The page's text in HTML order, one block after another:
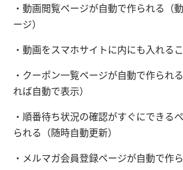
・動画閲覧ページが自動で作られる（
ージ）
・動画をスマホサイトに内にも入れる
・クーポン一覧ページが自動で作られ
れば自動で表示）
・順番待ち状況の確認がすぐにできる
られる（随時自動更新）
・メルマガ会員登録ページが自動で作